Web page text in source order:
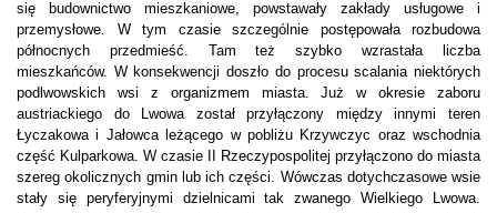
się budownictwo mieszkaniowe, powstawały zakłady usługowe i
przemysłowe. W tym czasie szczególnie postępowała rozbudowa
północnych przedmieść. Tam też szybko wzrastała liczba
mieszkańców. W konsekwencji doszło do procesu scalania niektórych
podlwowskich wsi z organizmem miasta. Już w okresie zaboru
austriackiego do Lwowa został przyłączony między innymi teren
Łyczakowa i Jałowca leżącego w pobliżu Krzywczyc oraz wschodnia
część Kulparkowa. W czasie II Rzeczypospolitej przyłączono do miasta
szereg okolicznych gmin lub ich części. Wówczas dotychczasowe wsie
stały się peryferyjnymi dzielnicami tak zwanego Wielkiego Lwowa.